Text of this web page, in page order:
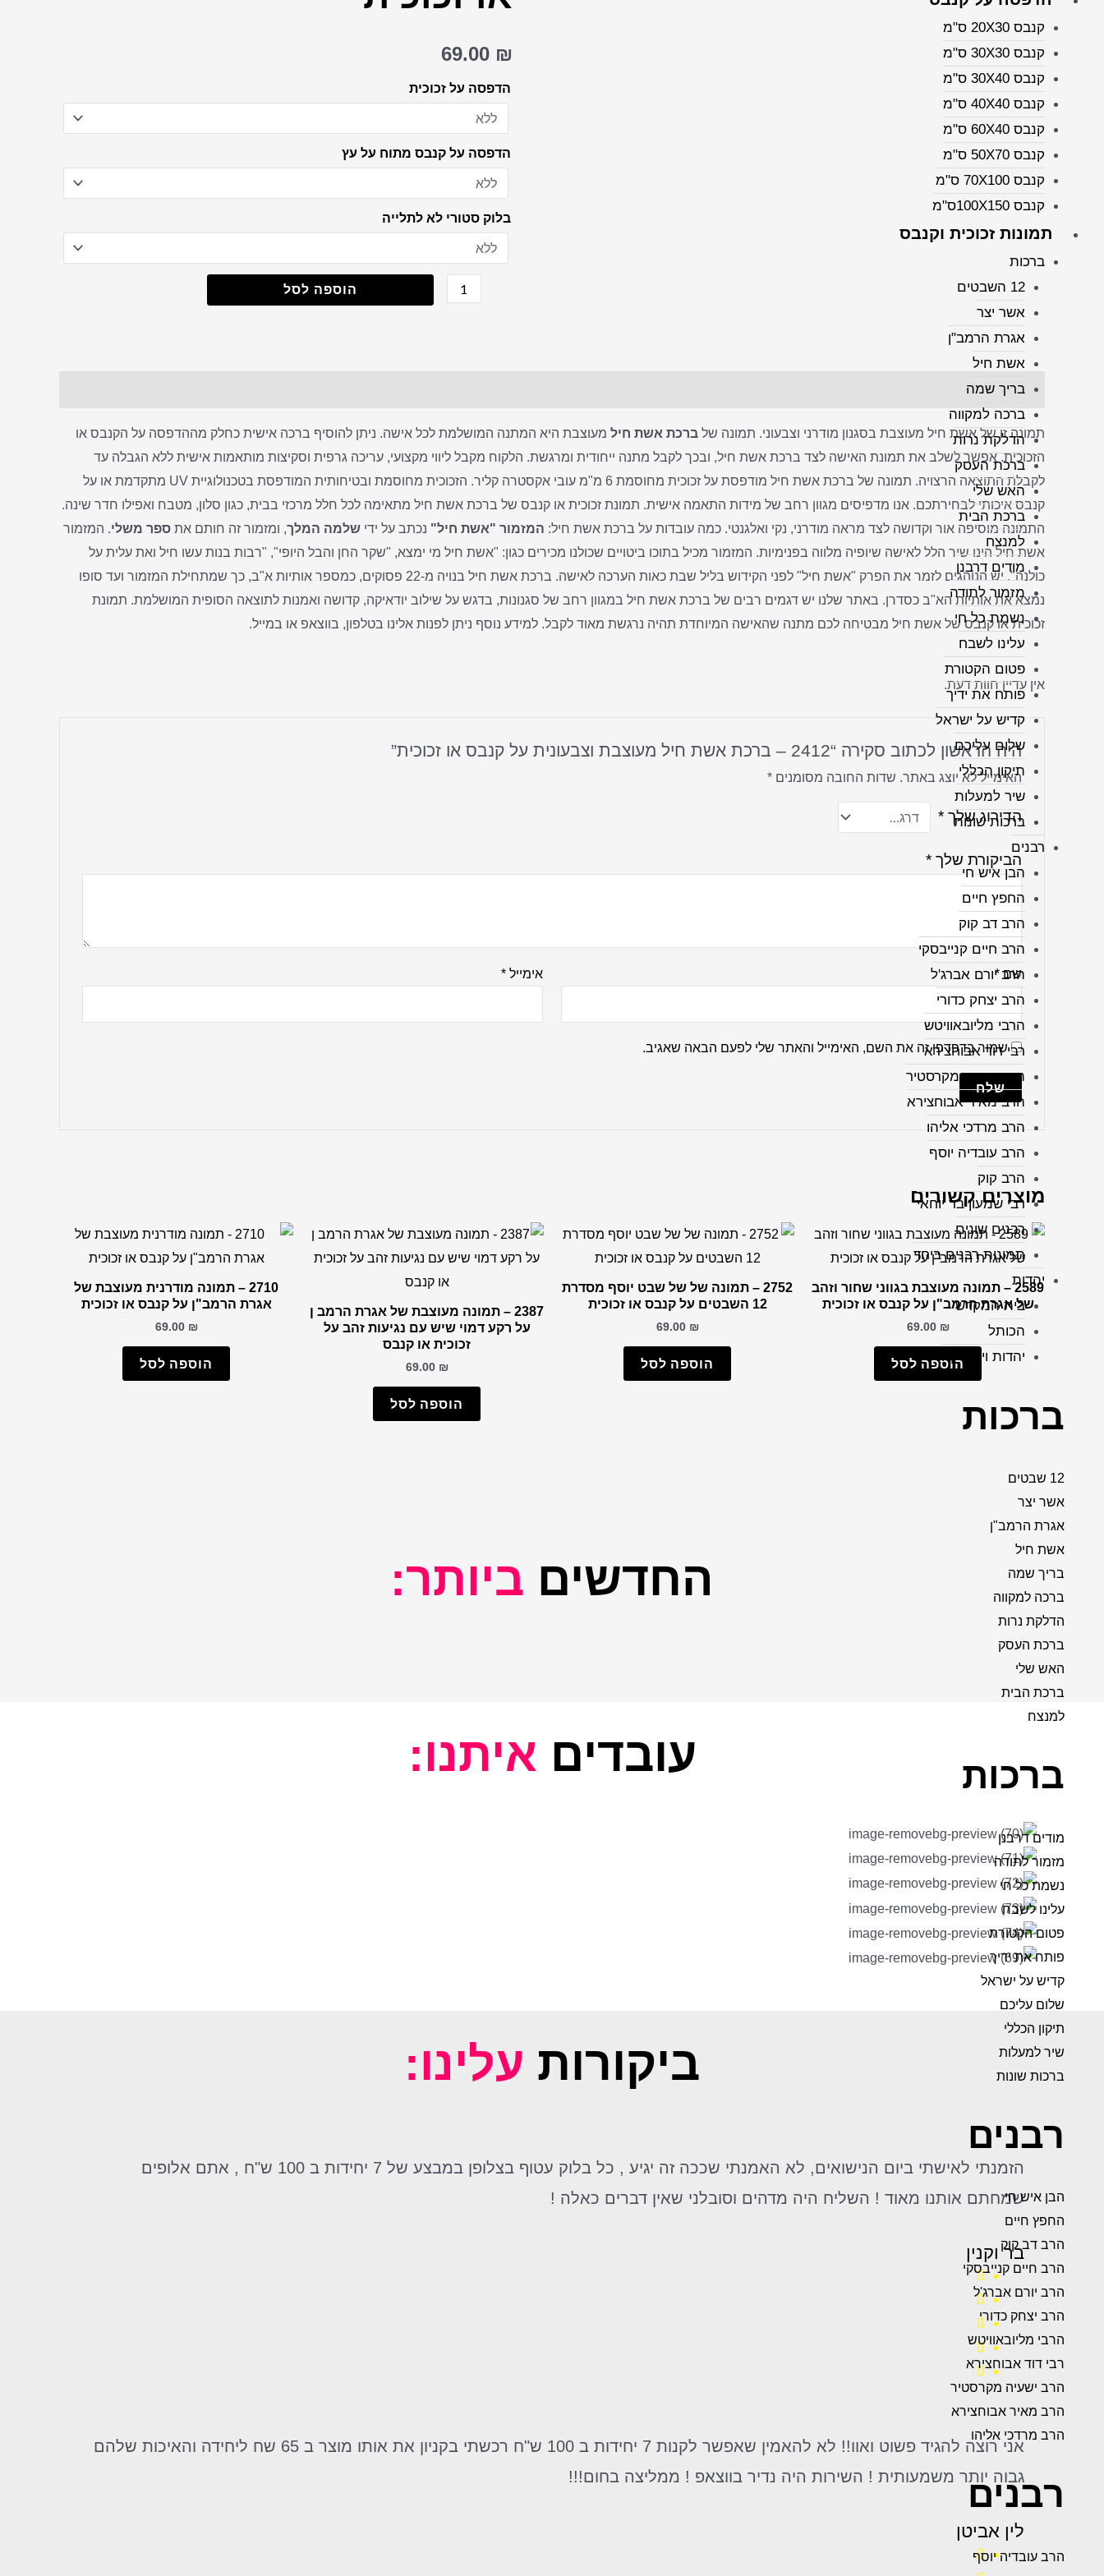
קנבס 20X30 ס"מ
קנבס 30X30 ס"מ
קנבס 30X40 ס"מ
קנבס 40X40 ס"מ
קנבס 60X40 ס"מ
קנבס 50X70 ס"מ
קנבס 70X100 ס"מ
קנבס 100X150ס"מ
תמונות זכוכית וקנבס
ברכות
12 השבטים
אשר יצר
אגרת הרמב"ן
אשת חיל
בריך שמה
ברכה למקווה
הדלקת נרות
ברכת העסק
האש שלי
ברכת הבית
למנצח
מודים דרבנן
מזמור לתודה
נשמת כל חי
עלינו לשבח
פטום הקטורת
פותח את ידיך
קדיש על ישראל
שלום עליכם
תיקון הכללי
שיר למעלות
ברכות שונות
רבנים
הבן איש חי
החפץ חיים
הרב דב קוק
הרב חיים קנייבסקי
הרב יורם אברג'ל
הרב יצחק כדורי
הרבי מליובאוויטש
רבי דוד אבוחצירא
הרב ישעיה מקרסטיר
הרב מאיר אבוחצירא
הרב מרדכי אליהו
הרב עובדיה יוסף
הרב קוק
רבי שמעון בר יוחאי
רבנים שונים
תמונות רבנים ביחד
יהדות
בית המקדש
הכותל
יהדות ויודאיקה
ברכות
12 שבטים
אשר יצר
אגרת הרמב"ן
אשת חיל
בריך שמה
ברכה למקווה
הדלקת נרות
ברכת העסק
האש שלי
ברכת הבית
למנצח
ברכות
מודים דרבנן
מזמור לתודה
נשמת כל חי
עלינו לשבח
פטום הקטורת
פותח את ידיך
קדיש על ישראל
שלום עליכם
תיקון הכללי
שיר למעלות
ברכות שונות
רבנים
הבן איש חי
החפץ חיים
הרב דב קוק
הרב חיים קנייבסקי
הרב יורם אברג'ל
הרב יצחק כדורי
הרבי מליובאוויטש
רבי דוד אבוחצירא
הרב ישעיה מקרסטיר
הרב מאיר אבוחצירא
הרב מרדכי אליהו
רבנים
הרב עובדיה יוסף
69.00 ₪
הדפסה על זכוכית
הדפסה על קנבס מתוח על עץ
בלוק סטורי לא לתלייה
מעוצבת
וצבעונית
קנבס
או
זכוכית
הוספה לסל
תיאור חוות דעת (0)
תמונה זו של אשת חיל מעוצבת בסגנון מודרני וצבעוני. תמונה של ברכת אשת חיל מעוצבת היא המתנה המושלמת לכל אישה. ניתן להוסיף ברכה אישית כחלק מההדפסה על הקנבס או
הזכוכית. אפשר לשלב את תמונת האישה לצד ברכת אשת חיל, ובכך לקבל מתנה ייחודית ומרגשת. הלקוח מקבל ליווי מקצועי, עריכה גרפית וסקיצות מותאמות אישית ללא הגבלה עד
לקבלת התוצאה הרצויה. תמונה של ברכת אשת חיל מודפסת על זכוכית מחוסמת 6 מ"מ עובי אקסטרה קליר. הזכוכית מחוסמת ובטיחותית המודפסת בטכנולוגיית UV מתקדמת או על
קנבס איכותי לבחירתכם. אנו מדפיסים מגוון רחב של מידות התאמה אישית. תמונת זכוכית או קנבס של ברכת אשת חיל מתאימה לכל חלל מרכזי בבית, כגון סלון, מטבח ואפילו חדר שינה.
התמונה מוסיפה אור וקדושה לצד מראה מודרני, נקי ואלגנטי. כמה עובדות על ברכת אשת חיל: המזמור "אשת חיל" נכתב על ידי שלמה המלך, ומזמור זה חותם את ספר משלי. המזמור
אשת חיל הינו שיר הלל לאישה שיופיה מלווה בפנימיות. המזמור מכיל בתוכו ביטויים שכולנו מכירים כגון: "אשת חיל מי ימצא, "שקר החן והבל היופי", "רבות בנות עשו חיל ואת עלית על
כולנה". יש הנוהגים לזמר את הפרק "אשת חיל" לפני הקידוש בליל שבת כאות הערכה לאישה. ברכת אשת חיל בנויה מ-22 פסוקים, כמספר אותיות א"ב, כך שמתחילת המזמור ועד סופו
נמצא את אותיות הא"ב כסדרן. באתר שלנו יש דגמים רבים של ברכת אשת חיל במגוון רחב של סגנונות, בדגש על שילוב יודאיקה, קדושה ואמנות לתוצאה הסופית המושלמת. תמונת
זכוכית או קנבס של אשת חיל מבטיחה לכם מתנה שהאישה המיוחדת תהיה נרגשת מאוד לקבל. למידע נוסף ניתן לפנות אלינו בטלפון, בווצאפ או במייל.
אין עדיין חוות דעת.
היה הראשון לכתוב סקירה “2412 – ברכת אשת חיל מעוצבת וצבעונית על קנבס או זכוכית”
האימייל לא יוצג באתר. שדות החובה מסומנים *
הדירוג שלך *
הביקורת שלך *
שם* אימייל*
שמור בדפדפן זה את השם, האימייל והאתר שלי לפעם הבאה שאגיב.
מוצרים קשורים
2589 – תמונה מעוצבת בגווני שחור וזהב
של אגרת הרמב"ן על קנבס או זכוכית
69.00 ₪
הוספה לסל
2752 – תמונה של של שבט יוסף מסדרת
12 השבטים על קנבס או זכוכית
69.00 ₪
הוספה לסל
2387 – תמונה מעוצבת של אגרת הרמב ן
על רקע דמוי שיש עם נגיעות זהב על
זכוכית או קנבס
69.00 ₪
הוספה לסל
2710 – תמונה מודרנית מעוצבת של
אגרת הרמב"ן על קנבס או זכוכית
69.00 ₪
הוספה לסל
החדשים ביותר:
עובדים איתנו:
ביקורות עלינו:
הזמנתי לאישתי ביום הנישואים, לא האמנתי שככה זה יגיע , כל בלוק עטוף בצלופן במבצע של 7 יחידות ב 100 ש"ח , אתם אלופים
שמחתם אותנו מאוד ! השליח היה מדהים וסובלני שאין דברים כאלה !
בר וקנין
אני רוצה להגיד פשוט ואוו!! לא להאמין שאפשר לקנות 7 יחידות ב 100 ש"ח רכשתי בקניון את אותו מוצר ב 65 שח ליחידה והאיכות שלהם
גבוה יותר משמעותית ! השירות היה נדיר בווצאפ ! ממליצה בחום!!!
לין אביטן